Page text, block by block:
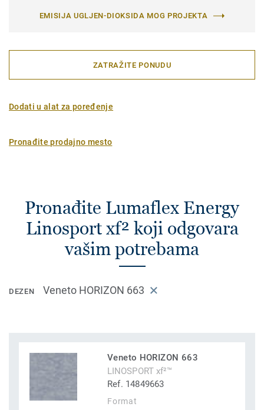
EMISIJA UGLJEN-DIOKSIDA MOG PROJEKTA
ZATRAŽITE PONUDU
Dodati u alat za poređenje
Pronađite prodajno mesto
Pronađite Lumaflex Energy
Linosport xf² koji odgovara
vašim potrebama
DEZEN Veneto HORIZON 663
Veneto HORIZON 663
LINOSPORT xf²™
Ref. 14849663
Format